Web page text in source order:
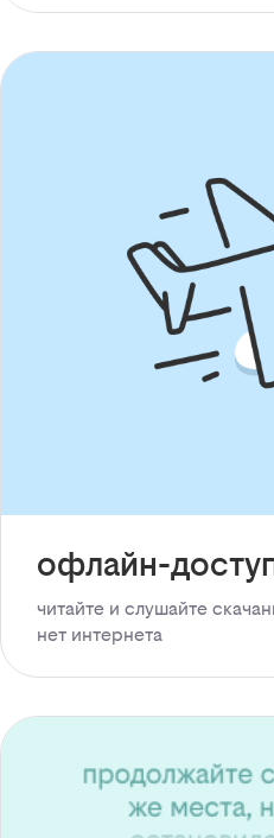
офлайн-
читайте и слушайте
нет интернета